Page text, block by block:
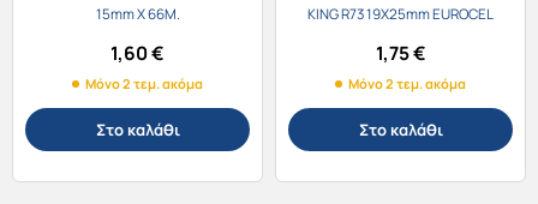
15mm Χ 66M.
1,60€
Μόνο 2 τεμ. ακόμα
Στο καλάθι
KING R73 19Χ25mm EUROCEL
1,75€
Μόνο 2 τεμ. ακόμα
Στο καλάθι